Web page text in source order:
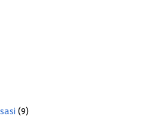
(9)